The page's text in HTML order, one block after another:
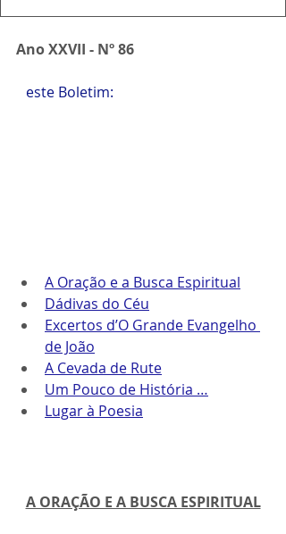
Ano XXVII - Nº 86
este Boletim:
A Oração e a Busca Espiritual
Dádivas do Céu
Excertos d’O Grande Evangelho
de João
A Cevada de Rute
Um Pouco de História …
Lugar à Poesia
A ORAÇÃO E A BUSCA ESPIRITUAL